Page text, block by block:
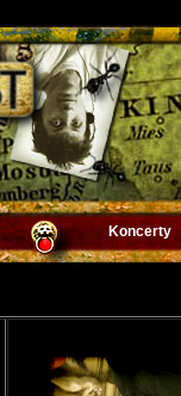
Koncerty